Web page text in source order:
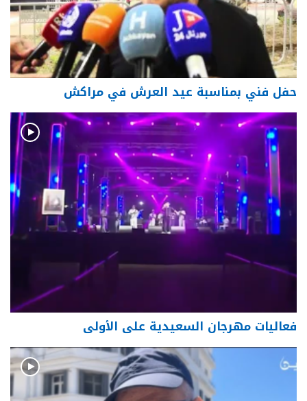
حفل فني بمناسبة عيد العرش في مراكش
فعاليات مهرجان السعيدية على الأولى